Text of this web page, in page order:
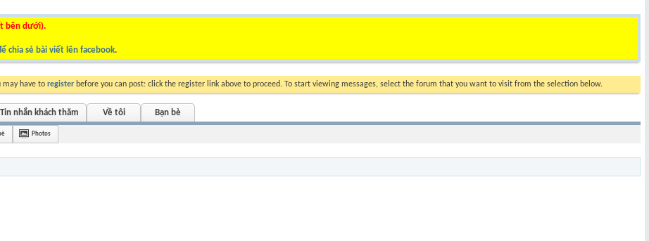
bên dưới).
chia sẻ bài viết lên facebook.
may have to register before you can post: click the register link above to proceed. To start viewing messages, select the forum that you want to visit from the selection below.
Tin nhắn khách thăm Về tôi Bạn bè
Photos